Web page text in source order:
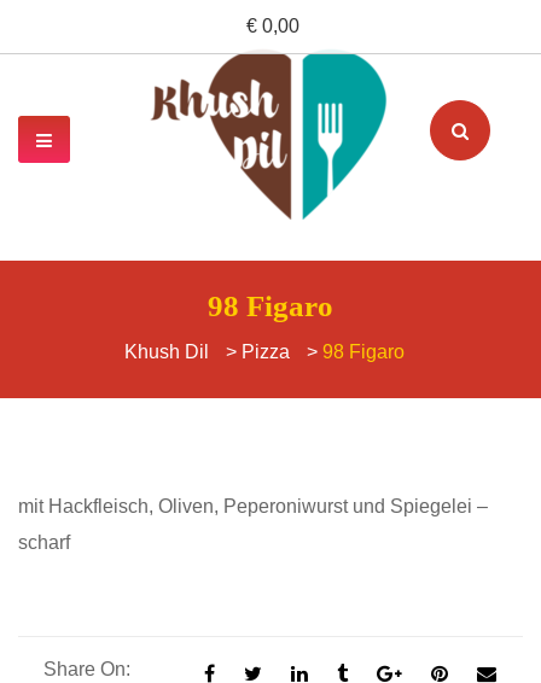
98 Figaro
Khush Dil > Pizza > 98 Figaro
mit Hackfleisch, Oliven, Peperoniwurst und Spiegelei –
scharf
Share On:
€ 0,00